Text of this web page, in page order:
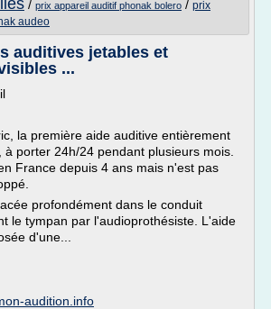
/ prix appareil auditif phonak bolero / prix
audeo
auditives jetables et
...
la première aide auditive entièrement
à porter 24h/24 pendant plusieurs mois.
France depuis 4 ans mais n'est pas
profondément dans le conduit
le tympan par l'audioprothésiste. L'aide
d'une...
audition.info